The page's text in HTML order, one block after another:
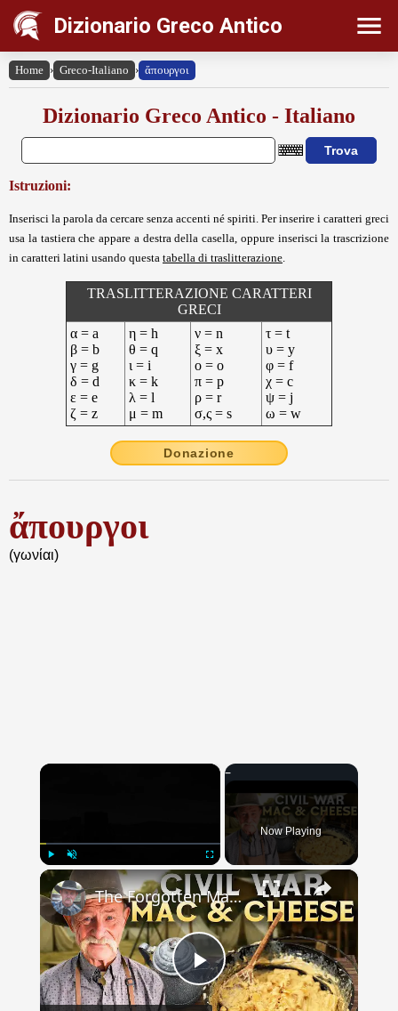
Dizionario Greco Antico
Home › Greco-Italiano › ἄπουργοι
Dizionario Greco Antico - Italiano
Istruzioni:
Inserisci la parola da cercare senza accenti né spiriti. Per inserire i caratteri greci
usa la tastiera che appare a destra della casella, oppure inserisci la trascrizione
in caratteri latini usando questa tabella di traslitterazione
TRASLITTERAZIONE CARATTERI
GRECI
α = a
β = b
γ = g
δ = d
ε = e
ζ = z
η = h
θ = q
ι = i
κ = k
λ = l
μ = m
ν = n
ξ = x
ο = o
π = p
ρ = r
σ,ς = s
τ = t
υ = y
φ = f
χ = c
ψ = j
ω = w
Donazione
ἄπουργοι
(γωνίαι)
×
Play Unmute Fullscreen
Now Playing
×
Play
The Forgotten Mac & Cheese That Fed Civil War Soldiers